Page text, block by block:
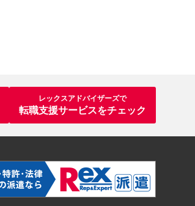
レックスアドバイザーズで
転職支援サービスをチェック